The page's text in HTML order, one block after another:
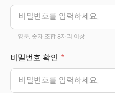
영문, 숫자 조합 8자리 이상
비밀번호 확인